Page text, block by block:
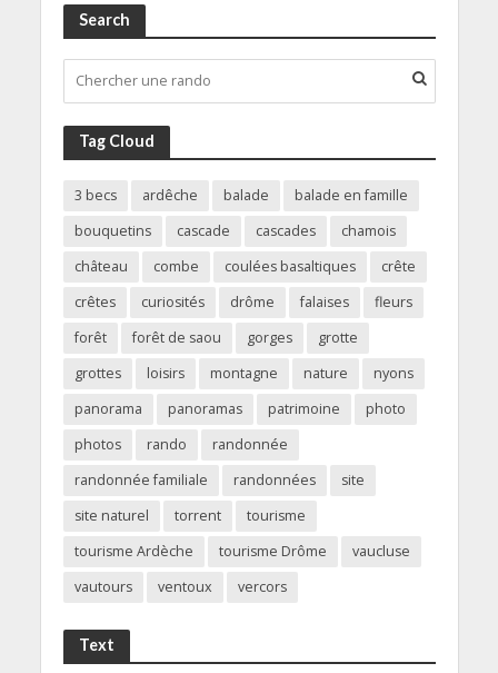
Search
Tag Cloud
3 becs ardêche balade
balade en famille
bouquetins
cascade cascades
chamois
château
combe coulées basaltiques
crête
crêtes
curiosités drôme falaises
fleurs
forêt
forêt de saou gorges
grotte
grottes
loisirs montagne nature
nyons
panorama
panoramas patrimoine
photo
photos
rando
randonnée
randonnée familiale
randonnées
site
site naturel
torrent
tourisme
tourisme Ardèche
tourisme Drôme
vaucluse
vautours
ventoux vercors
Text